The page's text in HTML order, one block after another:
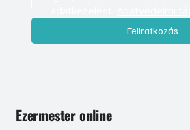
Feliratkozás
Ezermester online